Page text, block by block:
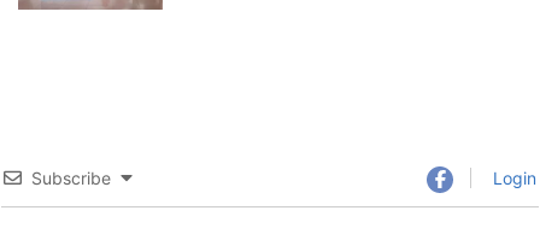
Subscribe Login